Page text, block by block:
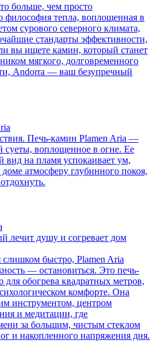
больше, чем просто
философия тепла, воплощенная в
сурового северного климата,
стандарты эффективности,
вы ищете камин, который станет
мягкого, долговременного
Andorra — ваш безупречный
Печь-камин Plamen Aria —
суеты, воплощенное в огне. Ее
на пламя успокаивает ум,
доме атмосферу глубинного покоя,
лечит душу и согревает дом
быстро, Plamen Aria
— остановиться. Это печь-
для обогрева квадратных метров,
комфорте. Она
инструментом, центром
и медитации, где
за большим, чистым стеклом
и накопленного напряжения дня.